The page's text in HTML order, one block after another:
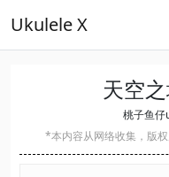
Ukulele X
天空
桃子鱼
*本内容从网络收集，版